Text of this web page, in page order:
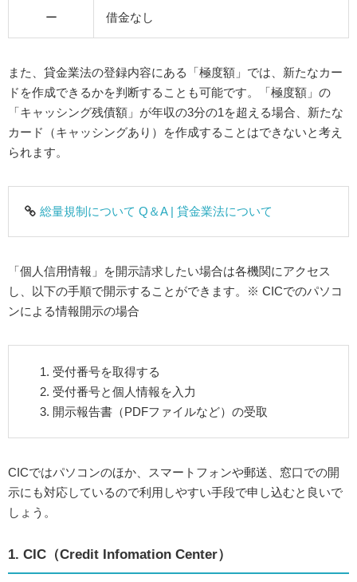
ー 借金なし
また、貸金業法の登録内容にある「極度額」では、新たなカー
ドを作成できるかを判断することも可能です。「極度額」の
「キャッシング残債額」が年収の3分の1を超える場合、新たな
カード（キャッシングあり）を作成することはできないと考え
られます。
総量規制について Q＆A | 貸金業法について
「個人信用情報」を開示請求したい場合は各機関にアクセス
し、以下の手順で開示することができます。※ CICでのパソコ
ンによる情報開示の場合
受付番号を取得する
受付番号と個人情報を入力
開示報告書（PDFファイルなど）の受取
CICではパソコンのほか、スマートフォンや郵送、窓口での開
示にも対応しているので利用しやすい手段で申し込むと良いで
しょう。
1. CIC（Credit Infomation Center）